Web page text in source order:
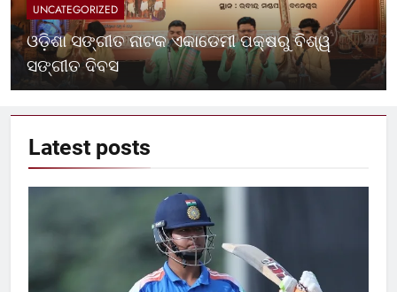
UNCATEGORIZED
ଓଡ଼ିଶା ସଙ୍ଗୀତ ନାଟକ ଏକାଡେମୀ ପକ୍ଷରୁ ବିଶ୍ୱ
ସଙ୍ଗୀତ ଦିବସ
Latest posts